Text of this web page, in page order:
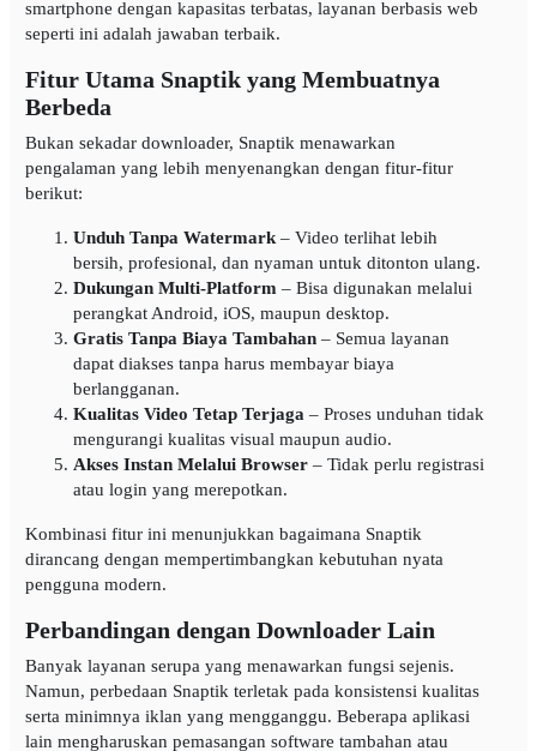
smartphone dengan kapasitas terbatas, layanan berbasis web
seperti ini adalah jawaban terbaik.
Fitur Utama Snaptik yang Membuatnya
Berbeda
Bukan sekadar downloader, Snaptik menawarkan
pengalaman yang lebih menyenangkan dengan fitur-fitur
berikut:
Unduh Tanpa Watermark– Video terlihat lebih
bersih, profesional, dan nyaman untuk ditonton ulang.
Dukungan Multi-Platform – Bisa digunakan melalui
perangkat Android, iOS, maupun desktop.
Gratis Tanpa Biaya Tambahan– Semua layanan
dapat diakses tanpa harus membayar biaya
berlangganan.
Kualitas Video Tetap Terjaga – Proses unduhan tidak
mengurangi kualitas visual maupun audio.
Akses Instan Melalui Browser– Tidak perlu registrasi
atau login yang merepotkan.
Kombinasi fitur ini menunjukkan bagaimana Snaptik
dirancang dengan mempertimbangkan kebutuhan nyata
pengguna modern.
Perbandingan dengan Downloader Lain
Banyak layanan serupa yang menawarkan fungsi sejenis.
Namun, perbedaan Snaptik terletak pada konsistensi kualitas
serta minimnya iklan yang mengganggu. Beberapa aplikasi
lain mengharuskan pemasangan software tambahan atau